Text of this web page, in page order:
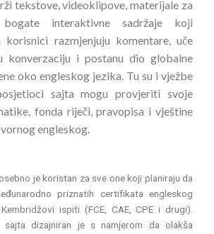
tekstove, videoklipove, materijale za
interaktivne sadržaje koji
korisnici razmjenjuju komentare, uče
konverzaciju i postanu dio globalne
oko engleskog jezika. Tu su i vježbe
sajta mogu provjeriti svoje
fonda riječi, pravopisa i vještine
engleskog.
je koristan za sve one koji planiraju da
priznatih certifikata engleskog
ispiti (FCE, CAE, CPE i drugi).
sajta dizajniran je s namjerom da olakša